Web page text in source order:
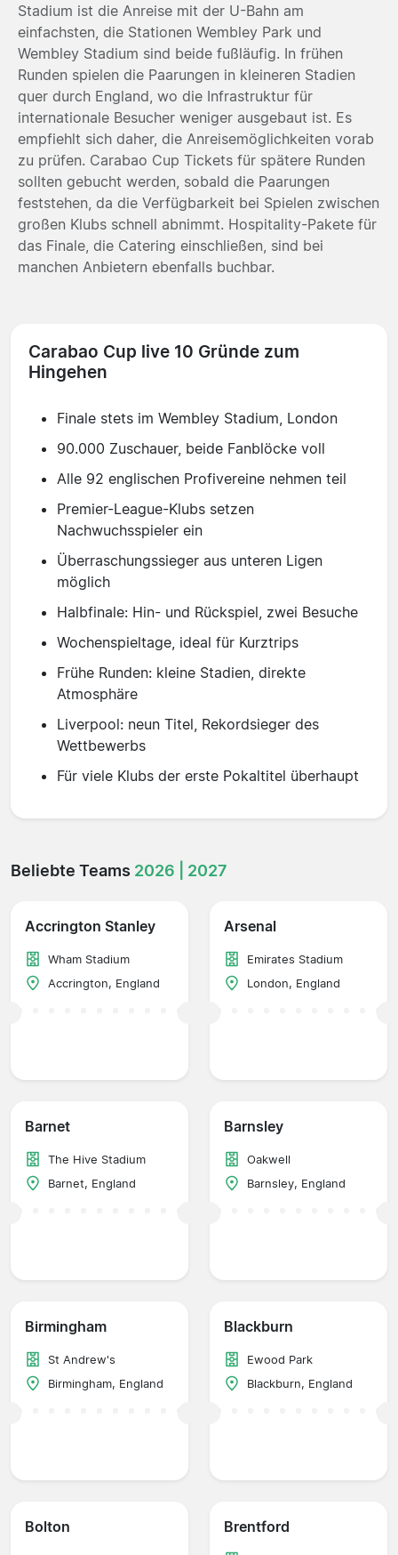
Stadium ist die Anreise mit der U-Bahn am
einfachsten, die Stationen Wembley Park und
Wembley Stadium sind beide fußläufig. In frühen
Runden spielen die Paarungen in kleineren Stadien
quer durch England, wo die Infrastruktur für
internationale Besucher weniger ausgebaut ist. Es
empfiehlt sich daher, die Anreisemöglichkeiten vorab
zu prüfen. Carabao Cup Tickets für spätere Runden
sollten gebucht werden, sobald die Paarungen
feststehen, da die Verfügbarkeit bei Spielen zwischen
großen Klubs schnell abnimmt. Hospitality-Pakete für
das Finale, die Catering einschließen, sind bei
manchen Anbietern ebenfalls buchbar.
Carabao Cup live 10 Gründe zum
Hingehen
Finale stets im Wembley Stadium, London
90.000 Zuschauer, beide Fanblöcke voll
Alle 92 englischen Profivereine nehmen teil
Premier-League-Klubs setzen
Nachwuchsspieler ein
Überraschungssieger aus unteren Ligen
möglich
Halbfinale: Hin- und Rückspiel, zwei Besuche
Wochenspieltage, ideal für Kurztrips
Frühe Runden: kleine Stadien, direkte
Atmosphäre
Liverpool: neun Titel, Rekordsieger des
Wettbewerbs
Für viele Klubs der erste Pokaltitel überhaupt
Beliebte Teams 2026 | 2027
Accrington Stanley
Wham Stadium
Accrington, England
Arsenal
Emirates Stadium
London, England
Barnet
The Hive Stadium
Barnet, England
Barnsley
Oakwell
Barnsley, England
Birmingham
St Andrew's
Birmingham, England
Blackburn
Ewood Park
Blackburn, England
Bolton Brentford